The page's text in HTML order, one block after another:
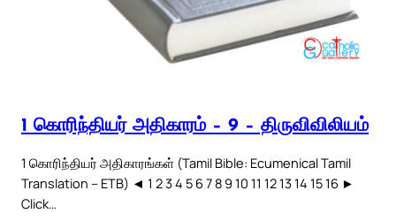
1 கொரிந்தியர் அதிகாரம் – 9 – திருவிவிலியம்
1 கொரிந்தியர் அதிகாரங்கள் (Tamil Bible: Ecumenical Tamil
Translation – ETB) ◄ 1 2 3 4 5 6 7 8 9 10 11 12 13 14 15 16 ►
Click…